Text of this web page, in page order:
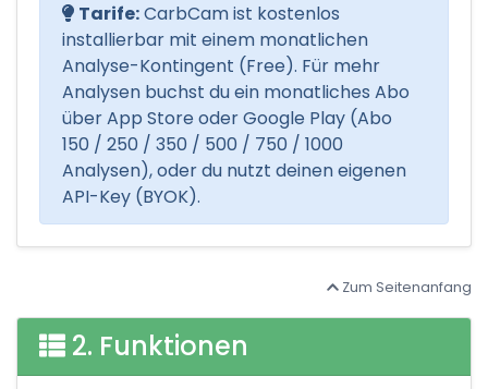
Tarife:CarbCam ist kostenlos
installierbar mit einem monatlichen
Analyse-Kontingent (Free). Für mehr
Analysen buchst du ein monatliches Abo
über App Store oder Google Play (Abo
150 / 250 / 350 / 500 / 750 / 1000
Analysen), oder du nutzt deinen eigenen
API-Key (BYOK).
Zum Seitenanfang
2. Funktionen